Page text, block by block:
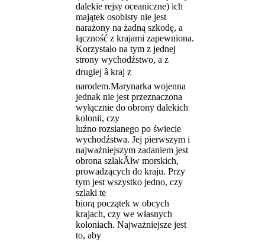
dalekie rejsy oceaniczne) ich
majątek osobisty nie jest
narażony na żadną szkodę, a
łączność z krajami zapewniona.
Korzystało na tym z jednej
strony wychodźstwo, a z
drugiej â kraj z
narodem.Marynarka wojenna
jednak nie jest przeznaczona
wyłącznie do obrony dalekich
kolonii, czy
luźno rozsianego po świecie
wychodźstwa. Jej pierwszym i
najważniejszym zadaniem jest
obrona szlakĂłw morskich,
prowadzących do kraju. Przy
tym jest wszystko jedno, czy
szlaki te
biorą początek w obcych
krajach, czy we własnych
koloniach. Najważniejsze jest
to, aby